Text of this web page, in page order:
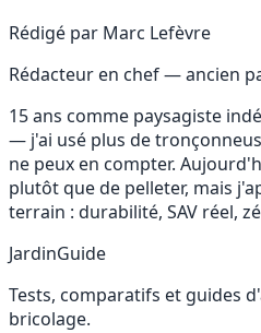
Rédigé par Marc Lefèvre
Rédacteur en chef — ancien
15 ans comme paysagiste
— j'ai usé plus de
ne peux en compter.
plutôt que de pelleter, mais
terrain : durabilité, SAV réel,
JardinGuide
Tests, comparatifs et guides
bricolage.